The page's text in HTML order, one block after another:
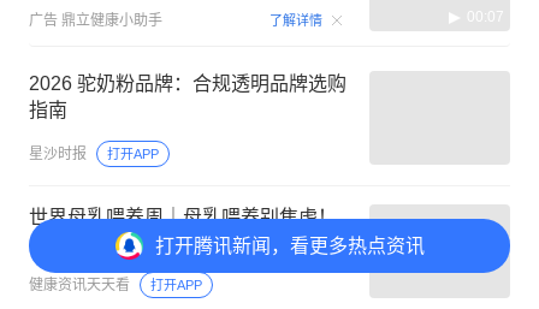
打开腾讯新闻，看更多热点资讯
广告 鼎立健康小助手 了解详情 00:07
2026 驼奶粉品牌：合规透明品牌选购
指南
星沙时报 打开APP
世界母乳喂养周｜母乳喂养别焦虑！
健康资讯天天看 打开APP